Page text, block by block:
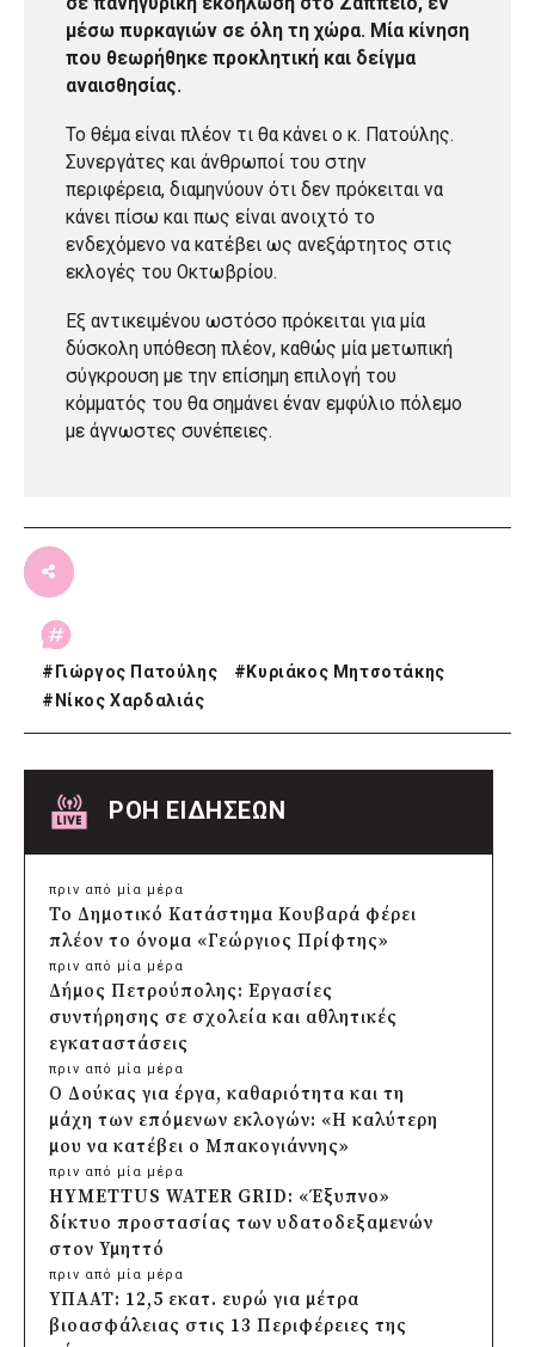
μέσω πυρκαγιών σε όλη τη χώρα. Μία κίνηση
που θεωρήθηκε προκλητική και δείγμα
αναισθησίας.
Το θέμα είναι πλέον τι θα κάνει ο κ. Πατούλης.
Συνεργάτες και άνθρωποί του στην
περιφέρεια, διαμηνύουν ότι δεν πρόκειται να
κάνει πίσω και πως είναι ανοιχτό το
ενδεχόμενο να κατέβει ως ανεξάρτητος στις
εκλογές του Οκτωβρίου.
Εξ αντικειμένου ωστόσο πρόκειται για μία
δύσκολη υπόθεση πλέον, καθώς μία μετωπική
σύγκρουση με την επίσημη επιλογή του
κόμματός του θα σημάνει έναν εμφύλιο πόλεμο
με άγνωστες συνέπειες.
# Γιώργος Πατούλης # Κυριάκος Μητσοτάκης
# Νίκος Χαρδαλιάς
ΡΟΗ ΕΙΔΗΣΕΩΝ
πριν από μία μέρα
Το Δημοτικό Κατάστημα Κουβαρά φέρει
πλέον το όνομα «Γεώργιος Πρίφτης»
πριν από μία μέρα
Δήμος Πετρούπολης: Εργασίες
συντήρησης σε σχολεία και αθλητικές
εγκαταστάσεις
πριν από μία μέρα
Ο Δούκας για έργα, καθαριότητα και τη
μάχη των επόμενων εκλογών: «Η καλύτερη
μου να κατέβει ο Μπακογιάννης»
πριν από μία μέρα
HYMETTUS WATER GRID: «Έξυπνο»
δίκτυο προστασίας των υδατοδεξαμενών
στον Υμηττό
πριν από μία μέρα
ΥΠΑΑΤ: 12,5 εκατ. ευρώ για μέτρα
βιοασφάλειας στις 13 Περιφέρειες της